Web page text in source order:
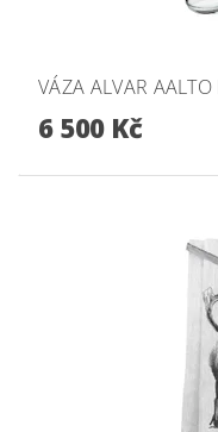
VÁZA ALVAR
6 500 Kč